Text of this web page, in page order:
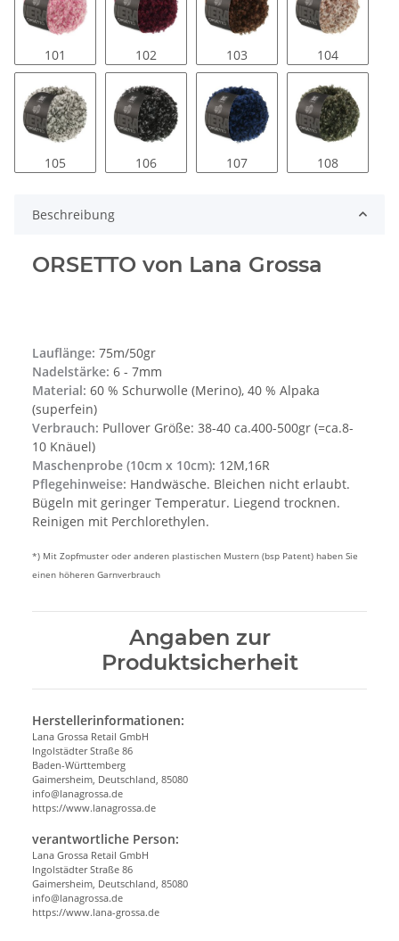
101 102 103 104
105 106 107 108
Beschreibung
ORSETTO von Lana Grossa
Lauflänge: 75m/50gr
Nadelstärke: 6 - 7mm
Material: 60 % Schurwolle (Merino), 40 % Alpaka
(superfein)
Verbrauch: Pullover Größe: 38-40 ca.400-500gr (=ca.8-
10 Knäuel)
Maschenprobe (10cm x 10cm): 12M,16R
Pflegehinweise: Handwäsche. Bleichen nicht erlaubt.
Bügeln mit geringer Temperatur. Liegend trocknen.
Reinigen mit Perchlorethylen.
*) Mit Zopfmuster oder anderen plastischen Mustern (bsp Patent) haben Sie
einen höheren Garnverbrauch
Angaben zur
Produktsicherheit
Herstellerinformationen:
Lana Grossa Retail GmbH
Ingolstädter Straße 86
Baden-Württemberg
Gaimersheim, Deutschland, 85080
info@lanagrossa.de
https://www.lanagrossa.de
verantwortliche Person:
Lana Grossa Retail GmbH
Ingolstädter Straße 86
Gaimersheim, Deutschland, 85080
info@lanagrossa.de
https://www.lana-grossa.de